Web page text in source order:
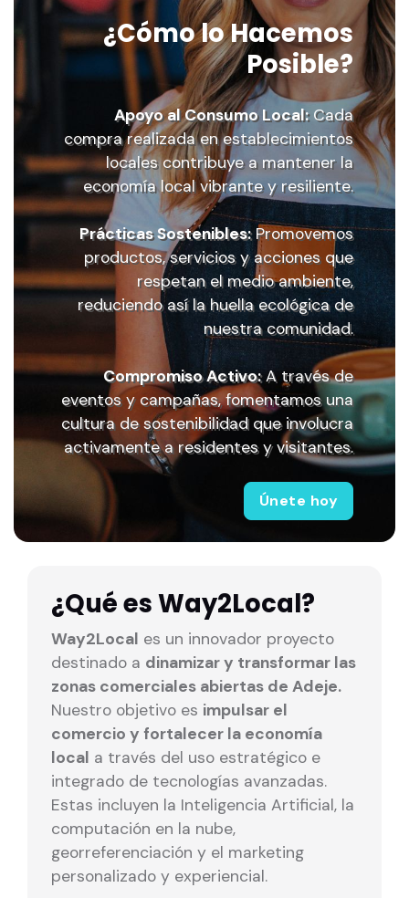
¿Cómo lo Hacemos
Posible?
Apoyo al Consumo Local:Cada
compra realizada en establecimientos
locales contribuye a mantener la
economí­a local vibrante y resiliente.
Prácticas Sostenibles:Promovemos
productos, servicios y acciones que
respetan el medio ambiente,
reduciendo así­ la huella ecológica de
nuestra comunidad.
Compromiso Activo:A través de
eventos y campañas, fomentamos una
cultura de sostenibilidad que involucra
activamente a residentes y visitantes.
Únete hoy
¿Qué es Way2Local?
Way2Local es un innovador proyecto
destinado a dinamizar y transformar las
zonas comerciales abiertas de Adeje.
Nuestro objetivo es impulsar el
comercio y fortalecer la economí­a
local a través del uso estratégico e
integrado de tecnologí­as avanzadas.
Estas incluyen la Inteligencia Artificial, la
computación en la nube,
georreferenciación y el marketing
personalizado y experiencial.